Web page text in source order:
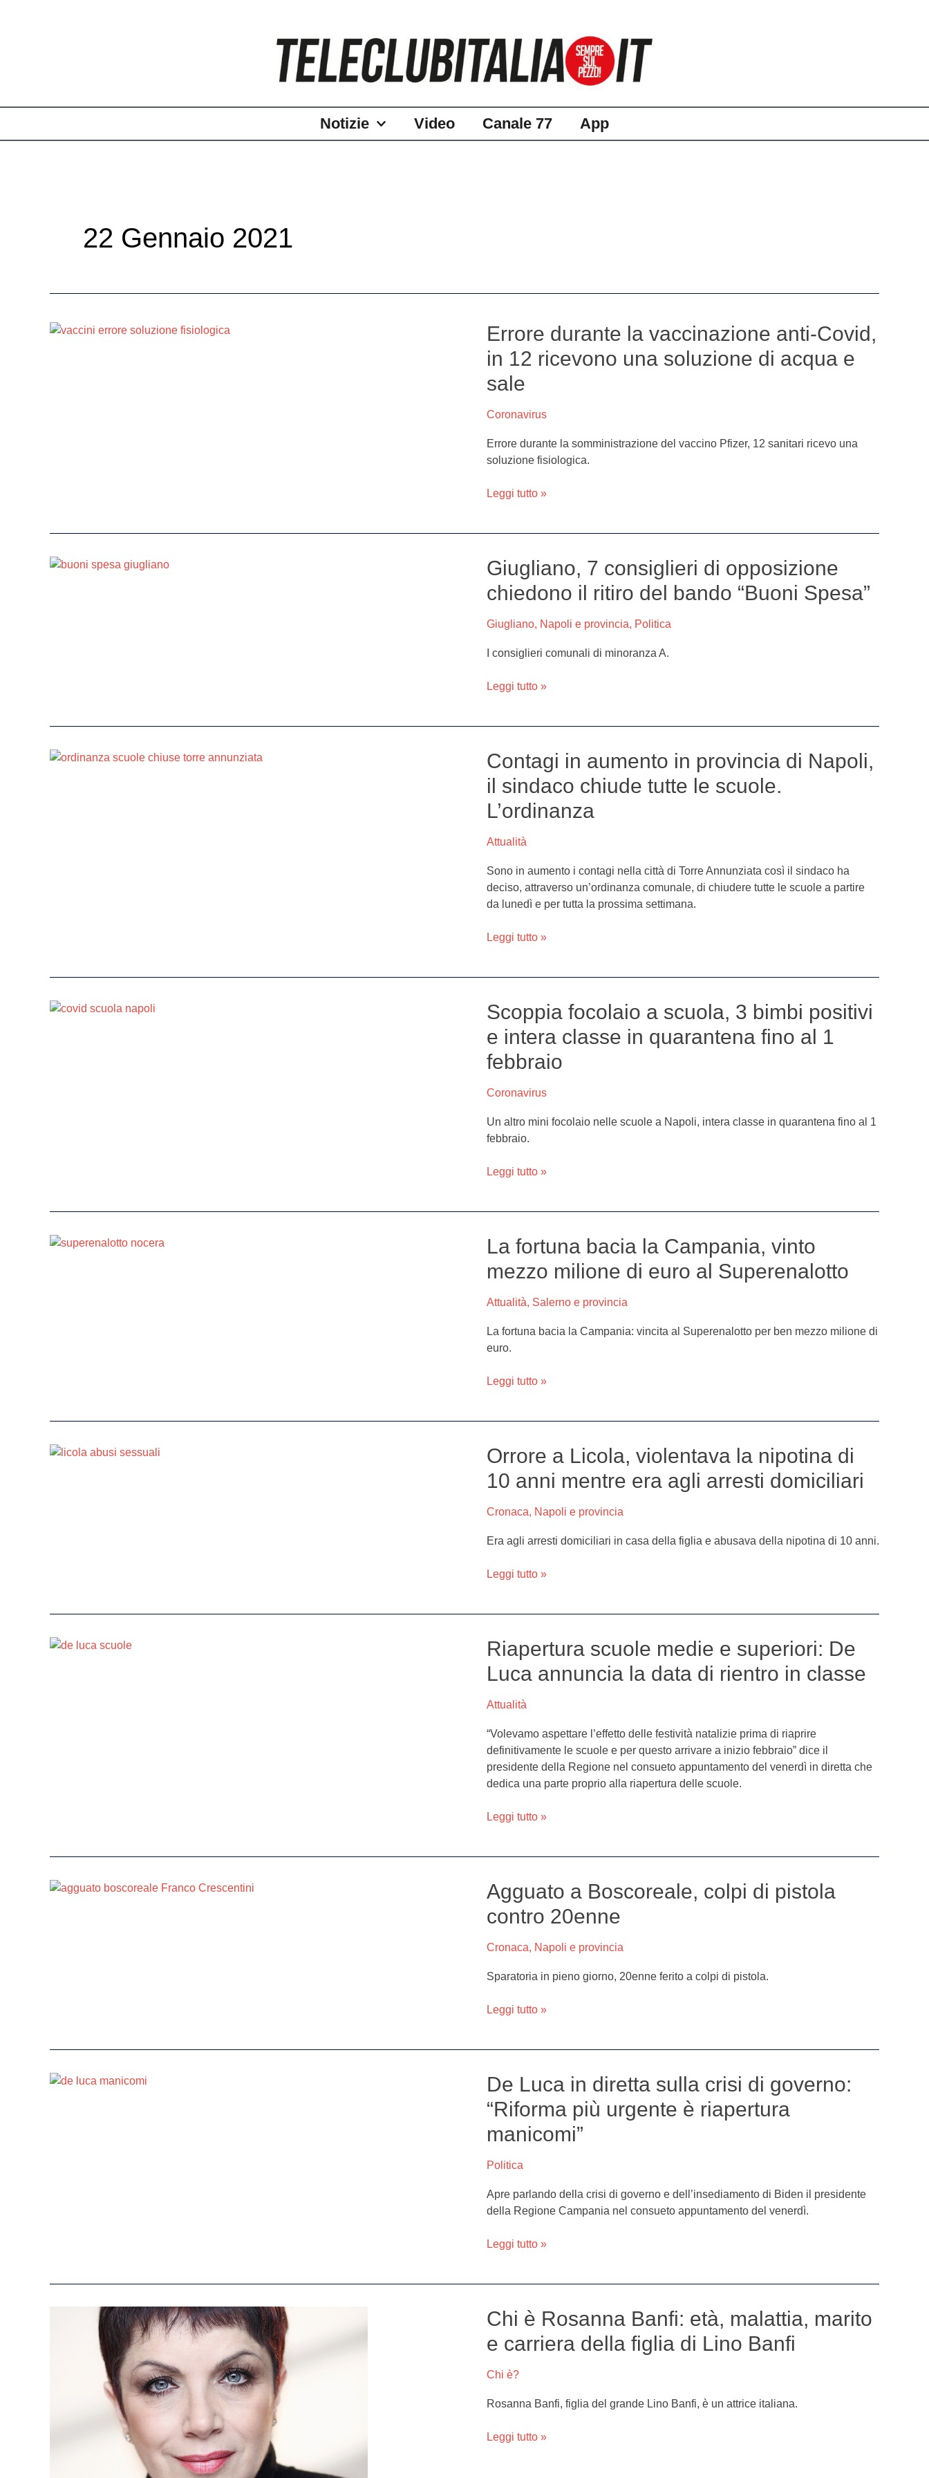
Notizie Video Canale 77 App
22 Gennaio 2021
Errore durante la vaccinazione anti-Covid,
in 12 ricevono una soluzione di acqua e
sale
Coronavirus
Errore durante la somministrazione del vaccino Pfizer, 12 sanitari ricevo una
soluzione fisiologica.
Errore
la
vaccinazione
Covid,
12
ricevono
soluzione
sale
Leggi tutto »
Giugliano, 7 consiglieri di opposizione
chiedono il ritiro del bando “Buoni Spesa”
Giugliano, Napoli e provincia, Politica
I consiglieri comunali di minoranza A.
Giugliano,
consiglieri
opposizione
chiedono
ritiro
del
“Buoni
Leggi tutto »
Contagi in aumento in provincia di Napoli,
il sindaco chiude tutte le scuole.
L’ordinanza
Attualità
Sono in aumento i contagi nella città di Torre Annunziata così il sindaco ha
deciso, attraverso un’ordinanza comunale, di chiudere tutte le scuole a partire
da lunedì e per tutta la prossima settimana.
Contagi
aumento
in
di
il
sindaco
chiude
le
Leggi tutto »
Scoppia focolaio a scuola, 3 bimbi positivi
e intera classe in quarantena fino al 1
febbraio
Coronavirus
Un altro mini focolaio nelle scuole a Napoli, intera classe in quarantena fino al 1
febbraio.
Scoppia
focolaio
a
scuola,
bimbi
e
intera
in
1
febbraio
Leggi tutto »
La fortuna bacia la Campania, vinto
mezzo milione di euro al Superenalotto
Attualità, Salerno e provincia
La fortuna bacia la Campania: vincita al Superenalotto per ben mezzo milione di
euro.
La
bacia
Campania,
vinto
di
euro
Superenalotto
Leggi tutto »
Orrore a Licola, violentava la nipotina di
10 anni mentre era agli arresti domiciliari
Cronaca, Napoli e provincia
Era agli arresti domiciliari in casa della figlia e abusava della nipotina di 10 anni.
Orrore
Licola,
la
nipotina
10
anni
era
arresti
domiciliari
Leggi tutto »
Riapertura scuole medie e superiori: De
Luca annuncia la data di rientro in classe
Attualità
“Volevamo aspettare l’effetto delle festività natalizie prima di riaprire
definitivamente le scuole e per questo arrivare a inizio febbraio” dice il
presidente della Regione nel consueto appuntamento del venerdì in diretta che
dedica una parte proprio alla riapertura delle scuole.
Riapertura
medie
superiori:
De
Luca
annuncia
la
di
rientro
classe
Leggi tutto »
Agguato a Boscoreale, colpi di pistola
contro 20enne
Cronaca, Napoli e provincia
Sparatoria in pieno giorno, 20enne ferito a colpi di pistola.
Agguato
Boscoreale,
di
pistola
contro
20enne
Leggi tutto »
De Luca in diretta sulla crisi di governo:
“Riforma più urgente è riapertura
manicomi”
Politica
Apre parlando della crisi di governo e dell’insediamento di Biden il presidente
della Regione Campania nel consueto appuntamento del venerdì.
De
diretta
crisi
governo:
“Riforma
urgente
Leggi tutto »
Chi è Rosanna Banfi: età, malattia, marito
e carriera della figlia di Lino Banfi
Chi è?
Rosanna Banfi, figlia del grande Lino Banfi, è un attrice italiana.
Chi
Rosanna
età,
malattia,
e
carriera
Leggi tutto »